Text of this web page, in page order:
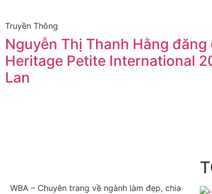
Truyền Thông
Nguyễn Thị Thanh Hằng đăng
Heritage Petite International
Lan
WBA – Chuyên trang về ngành làm đẹp, chia